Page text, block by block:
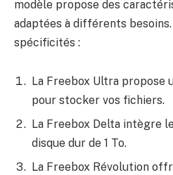
modèle propose des
adaptées à différents
spécificités :
La Freebox Ultra propose
pour stocker vos fichiers.
La Freebox Delta intègre
disque dur de 1 To.
La Freebox Révolution